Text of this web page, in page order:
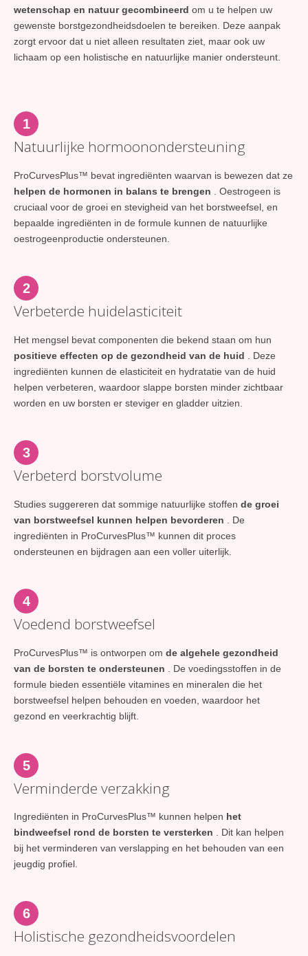
wetenschap en natuur gecombineerd om u te helpen uw
gewenste borstgezondheidsdoelen te bereiken. Deze aanpak
zorgt ervoor dat u niet alleen resultaten ziet, maar ook uw
lichaam op een holistische en natuurlijke manier ondersteunt.
1
Natuurlijke hormoonondersteuning
ProCurvesPlus™ bevat ingrediënten waarvan is bewezen dat ze
helpen de hormonen in balans te brengen . Oestrogeen is
cruciaal voor de groei en stevigheid van het borstweefsel, en
bepaalde ingrediënten in de formule kunnen de natuurlijke
oestrogeenproductie ondersteunen.
2
Verbeterde huidelasticiteit
Het mengsel bevat componenten die bekend staan om hun
positieve effecten op de gezondheid van de huid . Deze
ingrediënten kunnen de elasticiteit en hydratatie van de huid
helpen verbeteren, waardoor slappe borsten minder zichtbaar
worden en uw borsten er steviger en gladder uitzien.
3
Verbeterd borstvolume
Studies suggereren dat sommige natuurlijke stoffen de groei
van borstweefsel kunnen helpen bevorderen . De
ingrediënten in ProCurvesPlus™ kunnen dit proces
ondersteunen en bijdragen aan een voller uiterlijk.
4
Voedend borstweefsel
ProCurvesPlus™ is ontworpen om de algehele gezondheid
van de borsten te ondersteunen . De voedingsstoffen in de
formule bieden essentiële vitamines en mineralen die het
borstweefsel helpen behouden en voeden, waardoor het
gezond en veerkrachtig blijft.
5
Verminderde verzakking
Ingrediënten in ProCurvesPlus™ kunnen helpen het
bindweefsel rond de borsten te versterken . Dit kan helpen
bij het verminderen van verslapping en het behouden van een
jeugdig profiel.
6
Holistische gezondheidsvoordelen